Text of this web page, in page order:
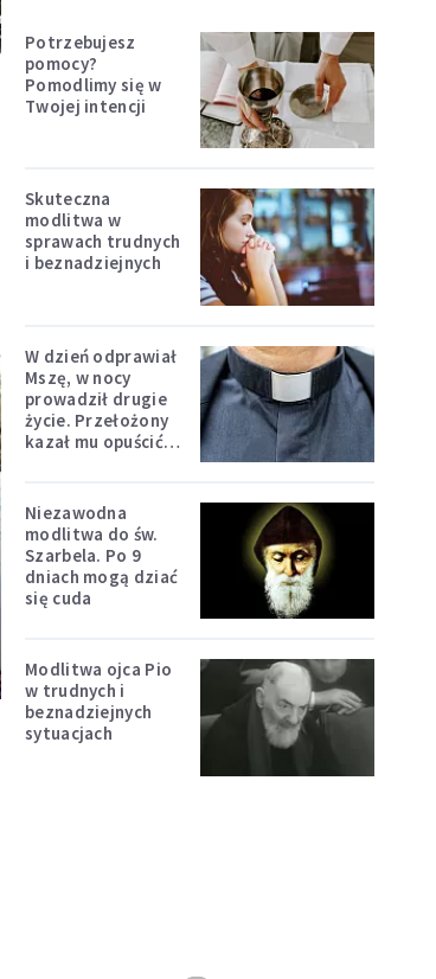
Potrzebujesz
pomocy?
Pomodlimy się w
Twojej intencji
Skuteczna
modlitwa w
sprawach trudnych
i beznadziejnych
W dzień odprawiał
Mszę, w nocy
prowadził drugie
życie. Przełożony
kazał mu opuścić
Niezawodna
modlitwa do św.
Szarbela. Po 9
dniach mogą dziać
się cuda
Modlitwa ojca Pio
w trudnych i
beznadziejnych
sytuacjach